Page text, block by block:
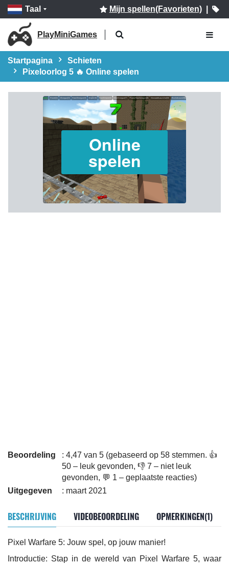
Taal Mijn spellen(Favorieten)|
PlayMiniGames
Startpagina
Schieten
Pixeloorlog 5 🔥 Online spelen
Online
spelen
Beoordeling
: 4,47 van 5 (gebaseerd op 58 stemmen. 👍
50 – leuk gevonden, 👎 7 – niet leuk
gevonden, 💬 1 – geplaatste reacties)
Uitgegeven
: maart 2021
BESCHRIJVING VIDEOBEOORDELING OPMERKINGEN(1)
Pixel Warfare 5: Jouw spel, op jouw manier!
Introductie: Stap in de wereld van Pixel Warfare 5, waar